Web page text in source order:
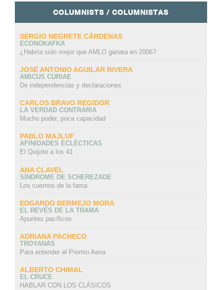
COLUMNISTS / COLUMNISTAS
SERGIO NEGRETE CÁRDENAS
ECONOKAFKA
¿Habría sido mejor que AMLO ganara en 2006?
JOSÉ ANTONIO AGUILAR RIVERA
AMICUS CURIAE
De independencias y declaraciones
CARLOS BRAVO REGIDOR
LA VERDAD CONTRARIA
Mucho poder, poca capacidad
PABLO MAJLUF
AFINIDADES ECLÉCTICAS
El Quijote a los 41
ANA CLAVEL
SÍNDROME DE SCHEREZADE
Los cuernos de la fama
EDGARDO BERMEJO MORA
EL REVÉS DE LA TRAMA
Apuntes pacíficos
ADRIANA PACHECO
TROYANAS
Para entender el Premio Aena
ALBERTO CHIMAL
EL CRUCE
HABLAR CON LOS CLÁSICOS